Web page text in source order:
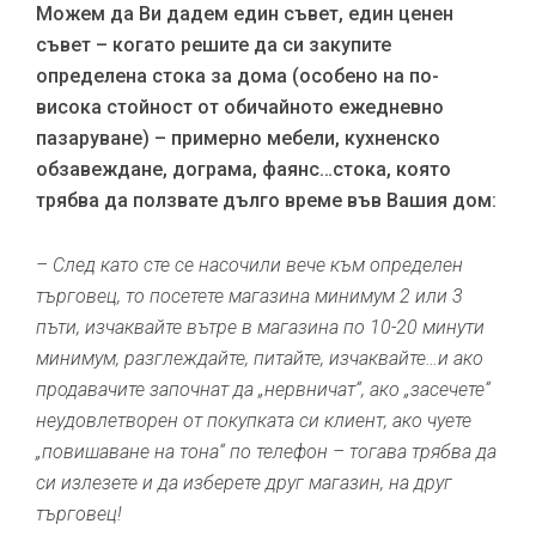
Можем да Ви дадем един съвет, един ценен
съвет – когато решите да си закупите
определена стока за дома (особено на по-
висока стойност от обичайното ежедневно
пазаруване) – примерно мебели, кухненско
обзавеждане, дограма, фаянс…стока, която
трябва да ползвате дълго време във Вашия дом:
– След като сте се насочили вече към определен
търговец, то посетете магазина минимум 2 или 3
пъти, изчаквайте вътре в магазина по 10-20 минути
минимум, разглеждайте, питайте, изчаквайте…и ако
продавачите започнат да „нервничат“, ако „засечете“
неудовлетворен от покупката си клиент, ако чуете
„повишаване на тона“ по телефон – тогава трябва да
си излезете и да изберете друг магазин, на друг
търговец!